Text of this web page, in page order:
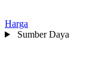
Harga
Sumber Daya